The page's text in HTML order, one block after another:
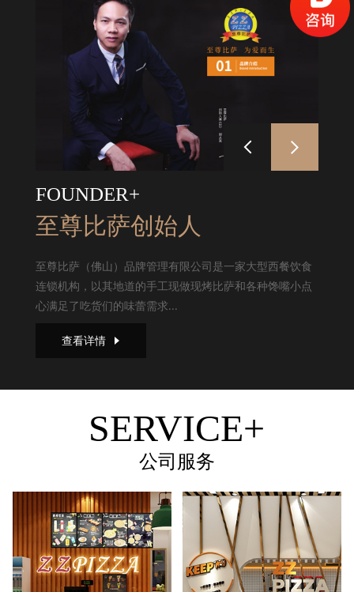
FOUNDER+
至尊比萨创始人
至尊比萨（佛山）品牌管理有限公司是一家大型西餐饮食
连锁机构，以其地道的手工现做现烤比萨和各种馋嘴小点
心满足了吃货们的味蕾需求...
查看详情
SERVICE+
公司服务